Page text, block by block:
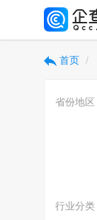
首页
省份地区
行业分类